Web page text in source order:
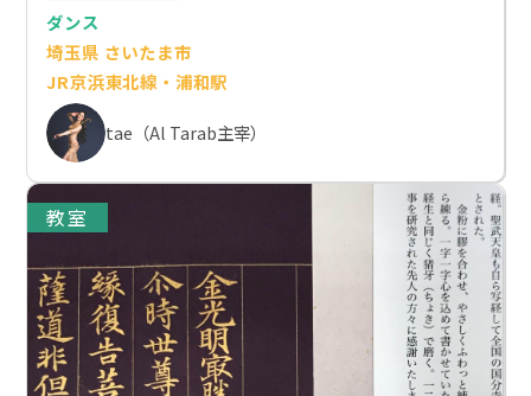
ダンス
埼玉県 さいたま市
JR京浜東北線・浦和駅
tae（Al Tarab主宰）
教室